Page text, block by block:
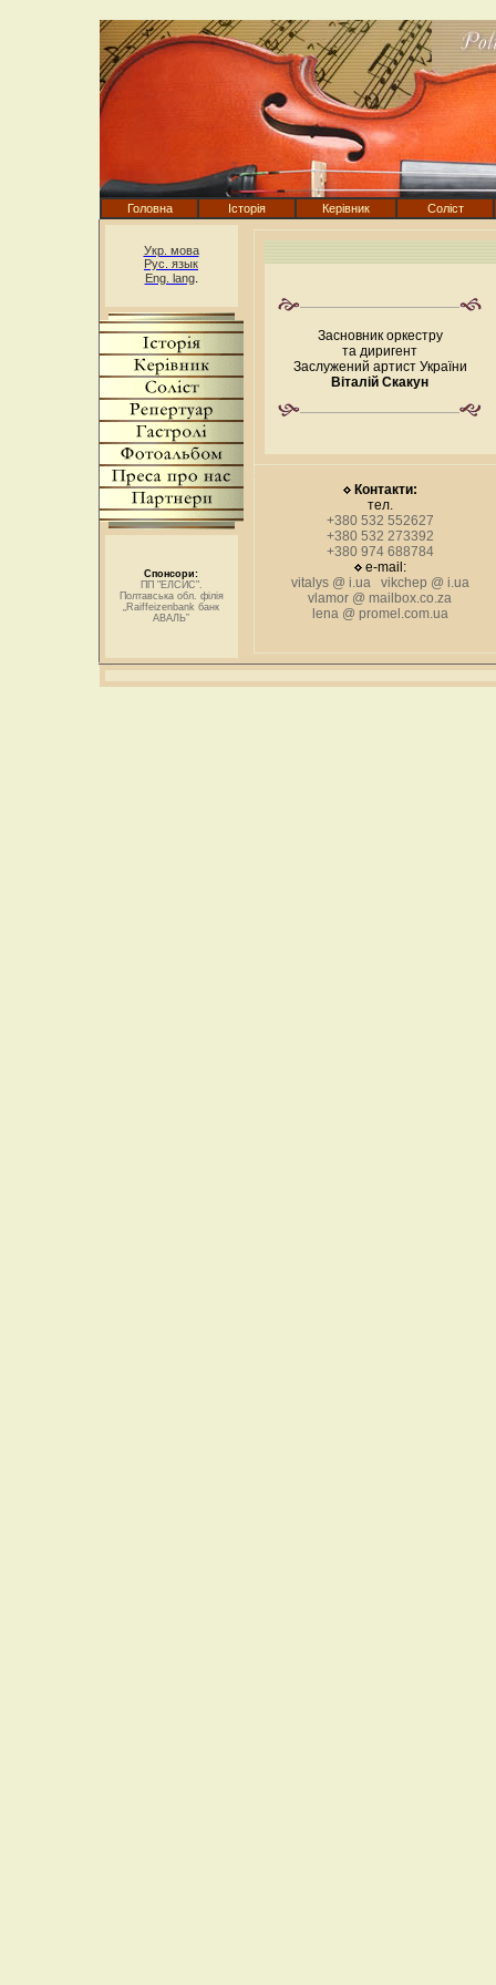
Головна Історія Керівник Соліст
Укр. мова
Рус. язык
Eng. lang.
————————————
Засновник оркестру
та диригент
Заслужений артист України
Віталій Скакун
————————————
Контакти:
тел.
+380 532 552627
+380 532 273392
+380 974 688784
e-mail:
vitalys @ i.ua vikchep @ i.ua
vlamor @ mailbox.co.za
lena @ promel.com.ua
Спонсори:
ПП "ЕЛСИС".
Полтавська обл. філія
„Raiffeizenbank банк
АВАЛЬ”